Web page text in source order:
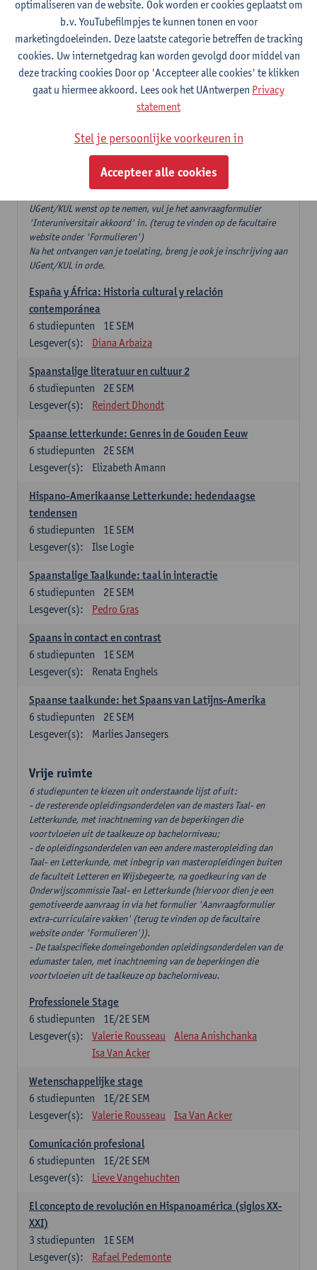
1E SEM
studiepunten
Lesgever(s):
Geert Brône
Taal en geslacht
1E SEM
6studiepunten
Lesgever(s):
Tanja Mortelmans
Spaanse taalkunde en literatuur
opleidingsonderdeel taalkunde en één opleidingsonderdeel
UGent/KUL wenst op te nemen, vul je het aanvraagformulier
'Interuniversitair akkoord' in. (terug te vinden op de facultaire
website onder 'Formulieren')
Na het ontvangen van je toelating, breng je ook je inschrijving aan
UGent/KUL in orde.
España y África: Historia cultural y relación
contemporánea
1E SEM
6 studiepunten
Lesgever(s):
Diana Arbaiza
Spaanstalige literatuur en cultuur 2
2E SEM
6 studiepunten
Lesgever(s):
Reindert Dhondt
Spaanse letterkunde: Genres in de Gouden Eeuw
2E SEM
6 studiepunten
Lesgever(s):
Elizabeth Amann
Hispano-Amerikaanse Letterkunde: hedendaagse
tendensen
1E SEM
6 studiepunten
Lesgever(s):
Ilse Logie
Spaanstalige Taalkunde: taal in interactie
2E SEM
6 studiepunten
Lesgever(s):
Pedro Gras
Spaans in contact en contrast
1E SEM
6 studiepunten
Lesgever(s):
Renata Enghels
Spaanse taalkunde: het Spaans van Latijns-Amerika
2E SEM
6 studiepunten
Lesgever(s):
Marlies Jansegers
Vrije ruimte
6 studiepunten te kiezen uit onderstaande lijst of uit:
- de resterende opleidingsonderdelen van de masters Taal- en
Letterkunde, met inachtneming van de beperkingen die
voortvloeien uit de taalkeuze op bachelorniveau;
- de opleidingsonderdelen van een andere masteropleiding dan
Taal- en Letterkunde, met inbegrip van masteropleidingen buiten
de faculteit Letteren en Wijsbegeerte, na goedkeuring van de
Onderwijscommissie Taal- en Letterkunde (hiervoor dien je een
gemotiveerde aanvraag in via het formulier 'Aanvraagformulier
extra-curriculaire vakken' (terug te vinden op de facultaire
website onder 'Formulieren')).
- De taalspecifieke domeingebonden opleidingsonderdelen van de
edumaster talen, met inachtneming van de beperkingen die
voortvloeien uit de taalkeuze op bachelorniveau.
Professionele Stage
1E/2E SEM
6 studiepunten
Lesgever(s):
Valerie Rousseau
Alena Anishchanka
Isa Van Acker
Wetenschappelijke stage
1E/2E SEM
6 studiepunten
Lesgever(s):
Valerie Rousseau Isa Van Acker
Comunicación profesional
1E/2E SEM
6 studiepunten
Lesgever(s):
Lieve Vangehuchten
El concepto de revolución en Hispanoamérica (siglos XX-
XXI)
1E SEM
3 studiepunten
Lesgever(s):
Rafael Pedemonte
optimaliseren van de website. Ook worden er cookies geplaatst om
b.v. YouTubefilmpjes te kunnen tonen en voor
marketingdoeleinden. Deze laatste categorie betreffen de tracking
cookies. Uw internetgedrag kan worden gevolgd door middel van
deze tracking cookies Door op 'Accepteer alle cookies' te klikken
gaat u hiermee akkoord. Lees ook het UAntwerpen Privacy
statement
Stel je persoonlijke voorkeuren in
Accepteer alle cookies